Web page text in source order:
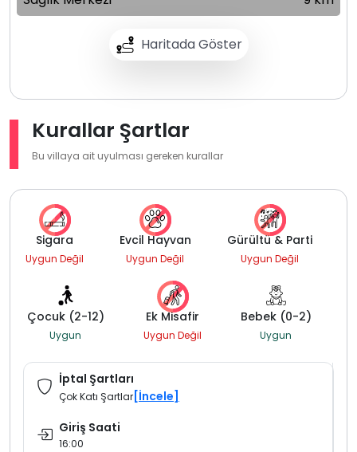
Haritada Göster
Kurallar Şartlar
Bu villaya ait uyulması gereken kurallar
Sigara
Uygun Değil
Evcil Hayvan
Uygun Değil
Gürültü & Parti
Uygun Değil
Çocuk (2-12)
Uygun
Ek Misafir
Uygun Değil
Bebek (0-2)
Uygun
İptal Şartları
Çok Katı Şartlar [İncele]
Giriş Saati
16:00